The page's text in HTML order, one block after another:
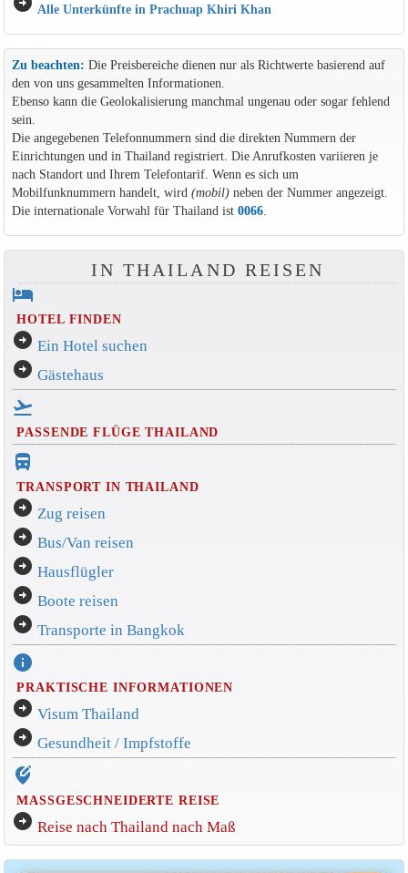
Alle Unterkünfte in Prachuap Khiri Khan
Zu beachten: Die Preisbereiche dienen nur als Richtwerte basierend auf
den von uns gesammelten Informationen.
Ebenso kann die Geolokalisierung manchmal ungenau oder sogar fehlend
sein.
Die angegebenen Telefonnummern sind die direkten Nummern der
Einrichtungen und in Thailand registriert. Die Anrufkosten variieren je
nach Standort und Ihrem Telefontarif. Wenn es sich um
Mobilfunknummern handelt, wird (mobil)neben der Nummer angezeigt.
Die internationale Vorwahl für Thailand ist 0066.
IN THAILAND REISEN
hotel
HOTEL FINDEN
arrow_circle_right Ein Hotel suchen
arrow_circle_right Gästehaus
flight_takeoff
PASSENDE FLÜGE THAILAND
directions_bus_filled
TRANSPORT IN THAILAND
arrow_circle_right Zug reisen
arrow_circle_right Bus/Van reisen
arrow_circle_right Hausflügler
arrow_circle_right Boote reisen
arrow_circle_right Transporte in Bangkok
info
PRAKTISCHE INFORMATIONEN
arrow_circle_right Visum Thailand
arrow_circle_right Gesundheit / Impfstoffe
edit_location_alt
MASSGESCHNEIDERTE REISE
arrow_circle_right Reise nach Thailand nach Maß